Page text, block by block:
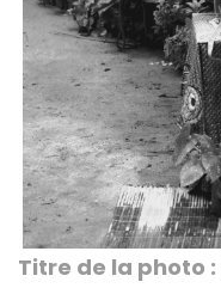
Titre de la photo :